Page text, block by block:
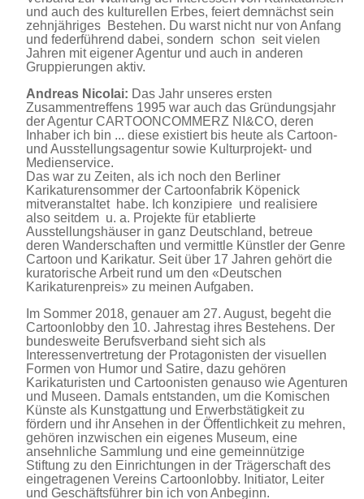
und auch des kulturellen Erbes, feiert demnächst sein
zehnjähriges Bestehen. Du warst nicht nur von Anfang
und federführend dabei, sondern schon seit vielen
Jahren mit eigener Agentur und auch in anderen
Gruppierungen aktiv.
Andreas Nicolai: Das Jahr unseres ersten
Zusammentreffens 1995 war auch das Gründungsjahr
der Agentur CARTOONCOMMERZ NI&CO, deren
Inhaber ich bin ... diese existiert bis heute als Cartoon-
und Ausstellungsagentur sowie Kulturprojekt- und
Medienservice.
Das war zu Zeiten, als ich noch den Berliner
Karikaturensommer der Cartoonfabrik Köpenick
mitveranstaltet habe. Ich konzipiere und realisiere
also seitdem u. a. Projekte für etablierte
Ausstellungshäuser in ganz Deutschland, betreue
deren Wanderschaften und vermittle Künstler der Genre
Cartoon und Karikatur. Seit über 17 Jahren gehört die
kuratorische Arbeit rund um den «Deutschen
Karikaturenpreis» zu meinen Aufgaben.
Im Sommer 2018, genauer am 27. August, begeht die
Cartoonlobby den 10. Jahrestag ihres Bestehens. Der
bundesweite Berufsverband sieht sich als
Interessenvertretung der Protagonisten der visuellen
Formen von Humor und Satire, dazu gehören
Karikaturisten und Cartoonisten genauso wie Agenturen
und Museen. Damals entstanden, um die Komischen
Künste als Kunstgattung und Erwerbstätigkeit zu
fördern und ihr Ansehen in der Öffentlichkeit zu mehren,
gehören inzwischen ein eigenes Museum, eine
ansehnliche Sammlung und eine gemeinnützige
Stiftung zu den Einrichtungen in der Trägerschaft des
eingetragenen Vereins Cartoonlobby. Initiator, Leiter
und Geschäftsführer bin ich von Anbeginn.